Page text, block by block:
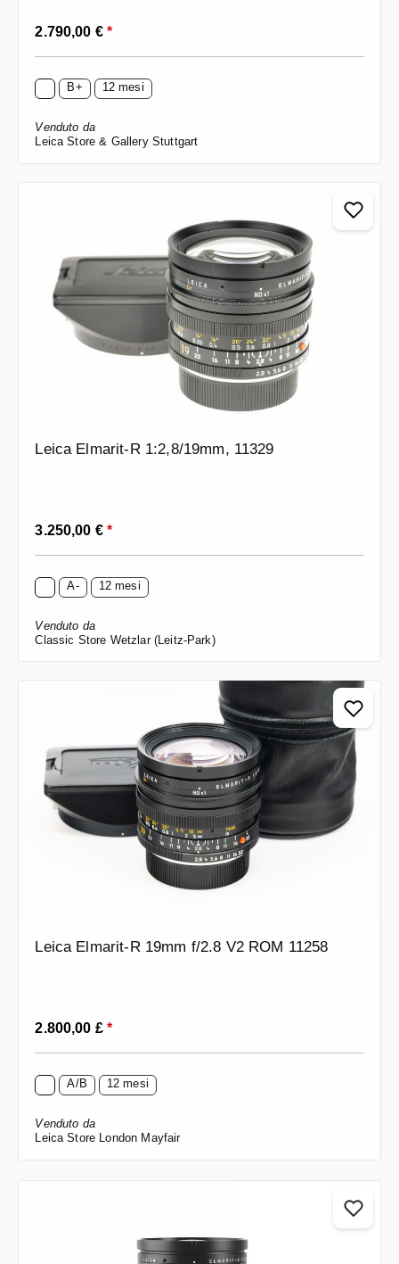
Prezzo normale:
2.790,00 €*
B+ 12 mesi
Venduto da
Leica Store & Gallery Stuttgart
Leica Elmarit-R 1:2,8/19mm, 11329
Prezzo normale:
3.250,00 €*
A- 12 mesi
Venduto da
Classic Store Wetzlar (Leitz-Park)
Leica Elmarit-R 19mm f/2.8 V2 ROM 11258
Prezzo normale:
2.800,00 £*
A/B 12 mesi
Venduto da
Leica Store London Mayfair